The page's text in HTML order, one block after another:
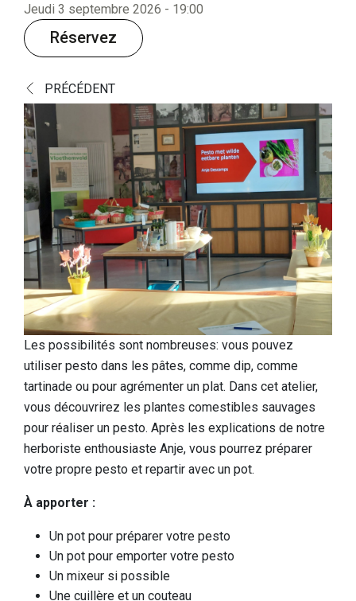
Routes
Kunst in Vloethemveld
Découvrir
Nature supérieure européenne
Paysage culturel et historique
Une histoire fascinante
Un aperçu des trouvailles
Livre Joyau caché
Informations pratiques
Portes de réception
Aire de jeux
Chiens
Nourriture et boissons
Dormir
Lieux d'intérêt dans la région
Accessibilité
Qui sommes-nous
Notre région
Jeudi 3 septembre 2026 - 19:00
Réservez
PRÉCÉDENT
Les possibilités sont nombreuses: vous pouvez
utiliser pesto dans les pâtes, comme dip, comme
tartinade ou pour agrémenter un plat. Dans cet atelier,
vous découvrirez les plantes comestibles sauvages
pour réaliser un pesto. Après les explications de notre
herboriste enthousiaste Anje, vous pourrez préparer
votre propre pesto et repartir avec un pot.
À apporter :
Un pot pour préparer votre pesto
Un pot pour emporter votre pesto
Un mixeur si possible
Une cuillère et un couteau